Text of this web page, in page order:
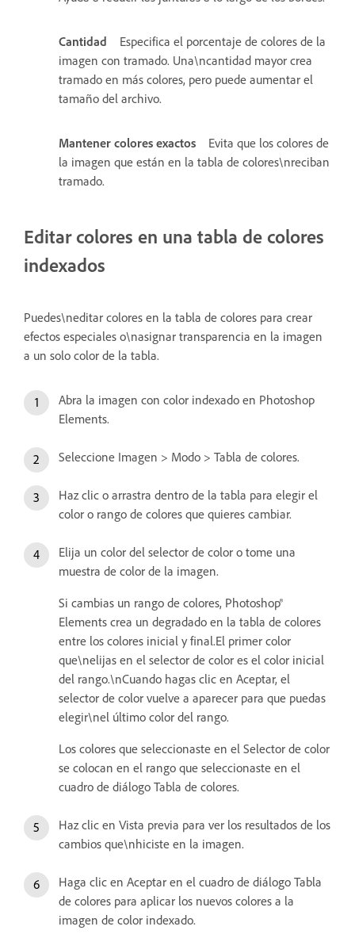
Cantidad
Especifica el porcentaje de colores de la
imagen con tramado. Una\ncantidad mayor crea
tramado en más colores, pero puede aumentar el
tamaño del archivo.
Mantener colores exactos
Evita que los colores de
la imagen que están en la tabla de colores\nreciban
tramado.
Editar colores en una tabla de colores
indexados
Puedes\neditar colores en la tabla de colores para crear
efectos especiales o\nasignar transparencia en la imagen
a un solo color de la tabla.
Abra la imagen con color indexado en Photoshop
Elements.
Seleccione Imagen > Modo > Tabla de colores.
Haz clic o arrastra dentro de la tabla para elegir el
color o rango de colores que quieres cambiar.
Elija un color del selector de color o tome una
muestra de color de la imagen.
Si cambias un rango de colores, Photoshop®
Elements crea un degradado en la tabla de colores
entre los colores inicial y final.El primer color
que\nelijas en el selector de color es el color inicial
del rango.\nCuando hagas clic en Aceptar, el
selector de color vuelve a aparecer para que puedas
elegir\nel último color del rango.
Los colores que seleccionaste en el Selector de color
se colocan en el rango que seleccionaste en el
cuadro de diálogo Tabla de colores.
Haz clic en Vista previa para ver los resultados de los
cambios que\nhiciste en la imagen.
Haga clic en Aceptar en el cuadro de diálogo Tabla
de colores para aplicar los nuevos colores a la
imagen de color indexado.